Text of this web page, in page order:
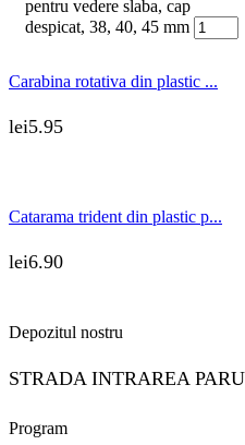
pentru vedere slaba, cap
despicat, 38, 40, 45 mm
Carabina rotativa din plastic ...
lei5.95
Catarama trident din plastic p...
lei6.90
Depozitul nostru
STRADA INTRAREA
Program